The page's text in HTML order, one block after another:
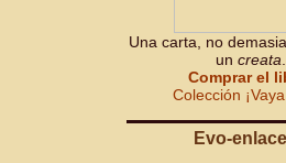
Una carta, no
un creata
Comprar el
Colección
Evo-